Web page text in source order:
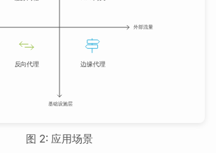
图 2: 应用场景